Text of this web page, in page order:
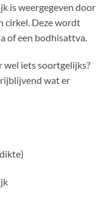
is weergegeven door
cirkel. Deze wordt
of een bodhisattva.
wel iets soortgelijks?
wat er